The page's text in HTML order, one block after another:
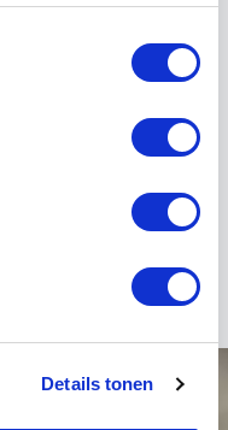
Details tonen
are
in
design to